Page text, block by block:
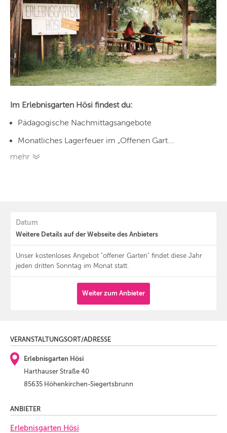
Im Erlebnisgarten Hösi findest du:
Pädagogische Nachmittagsangebote
Monatliches Lagerfeuer im „Offenen Gart...
mehr
Datum
Weitere Details auf der Webseite des Anbieters
Unser kostenloses Angebot "offener Garten" findet diese Jahr
jeden dritten Sonntag im Monat statt.
Weiter zum Anbieter
VERANSTALTUNGSORT/ADRESSE
Erlebnisgarten Hösi
Harthauser Straße 40
85635 Höhenkirchen-Siegertsbrunn
ANBIETER
Erlebnisgarten Hösi